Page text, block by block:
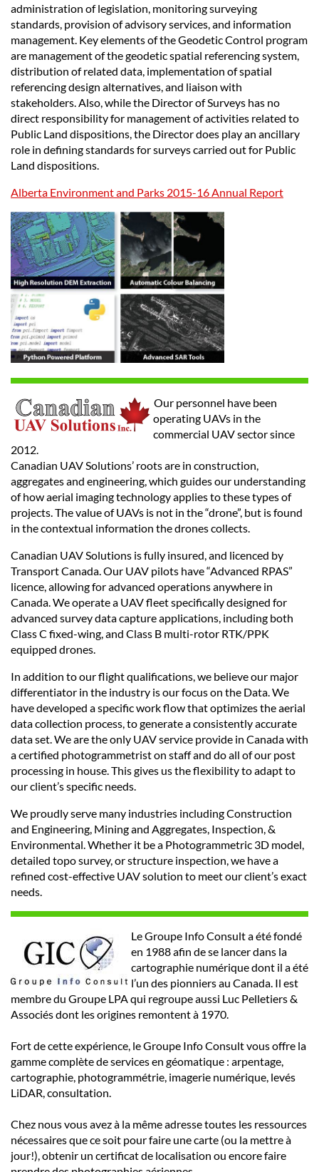
administration of legislation, monitoring surveying
standards, provision of advisory services, and information
management. Key elements of the Geodetic Control program
are management of the geodetic spatial referencing system,
distribution of related data, implementation of spatial
referencing design alternatives, and liaison with
stakeholders. Also, while the Director of Surveys has no
direct responsibility for management of activities related to
Public Land dispositions, the Director does play an ancillary
role in defining standards for surveys carried out for Public
Land dispositions.
Alberta Environment and Parks 2015-16 Annual Report
Our personnel have been
operating UAVs in the
commercial UAV sector since
2012.
Canadian UAV Solutions’ roots are in construction,
aggregates and engineering, which guides our understanding
of how aerial imaging technology applies to these types of
projects. The value of UAVs is not in the “drone”, but is found
in the contextual information the drones collects.
Canadian UAV Solutions is fully insured, and licenced by
Transport Canada. Our UAV pilots have “Advanced RPAS”
licence, allowing for advanced operations anywhere in
Canada. We operate a UAV fleet specifically designed for
advanced survey data capture applications, including both
Class C fixed-wing, and Class B multi-rotor RTK/PPK
equipped drones.
In addition to our flight qualifications, we believe our major
differentiator in the industry is our focus on the Data. We
have developed a specific work flow that optimizes the aerial
data collection process, to generate a consistently accurate
data set. We are the only UAV service provide in Canada with
a certified photogrammetrist on staff and do all of our post
processing in house. This gives us the flexibility to adapt to
our client’s specific needs.
We proudly serve many industries including Construction
and Engineering, Mining and Aggregates, Inspection, &
Environmental. Whether it be a Photogrammetric 3D model,
detailed topo survey, or structure inspection, we have a
refined cost-effective UAV solution to meet our client’s exact
needs.
Le Groupe Info Consult a été fondé
en 1988 afin de se lancer dans la
cartographie numérique dont il a été
l’un des pionniers au Canada. Il est
membre du Groupe LPA qui regroupe aussi Luc Pelletiers &
Associés dont les origines remontent à 1970.
Fort de cette expérience, le Groupe Info Consult vous offre la
gamme complète de services en géomatique : arpentage,
cartographie, photogrammétrie, imagerie numérique, levés
LiDAR, consultation.
Chez nous vous avez à la même adresse toutes les ressources
nécessaires que ce soit pour faire une carte (ou la mettre à
jour!), obtenir un certificat de localisation ou encore faire